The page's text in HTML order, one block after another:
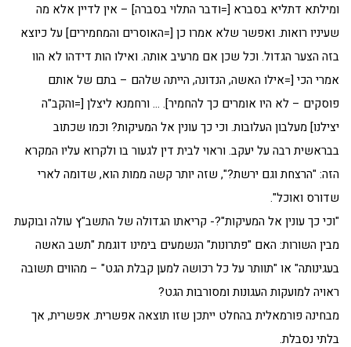
ומילתא דתליא בסברא [=ודבר התלוי בסברה] – אין לדיין אלא מה
שעיניו רואות. ואפשר שלא אמרו כן [=האוסרים והמחמירים] על כיוצא
בזה הצער הגדול. וכל שכן אם מרעיב אותה. ואילו הות דידהו לא הוו
אמרי הכי [=אילו האשה, הנדונה, הייתה שלהם – בתם של אותם
פוסקים – לא היו אומרים כך להחמיר]. … ורחמנא ליצלן [=והקב"ה
יצילנו] מעלבון העלובות. וכי כך עונין אל המעיקות? וכמו שכתוב
בבראשית רבה על יעקב. וראוי לבית דין לגעור בו ולקרוא עליו המקרא
הזה: "הרצחת וגם ירשת?", שזה יותר קשה ממות הוא, שדומה לארי
שדורס ואוכל".
"וכי כך עונין אל המעיקות"?- קריאתו הגדולה של התשב"ץ עולה ובוקעת
מבין השורות: האם "פתרונות" הנשמעים בימינו דוגמת "תשב האשה
בעגינותה" או "תוותר על כל רכושה למען קבלת הגט" – מהווים תשובה
ראויה למועקות העגונות ומסורבות הגט?
מבחינה פורמאלית בהחלט ייתכן שזו תוצאה אפשרית. אפשרית, אך
בלתי נסבלת.